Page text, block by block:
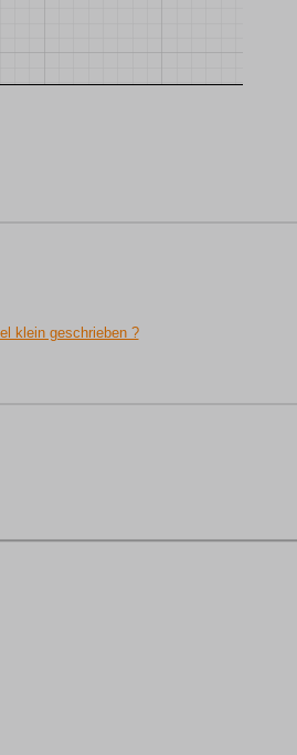
klein geschrieben ?